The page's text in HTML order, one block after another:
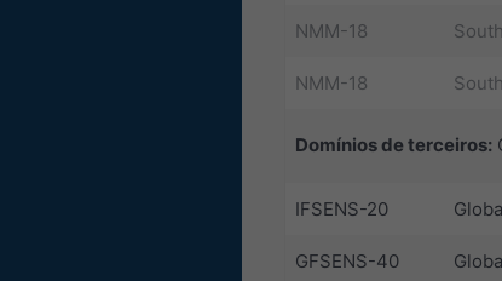
NMM-18
NMM-18
Domínios de terceiros:
IFSENS-20
GFSENS-40